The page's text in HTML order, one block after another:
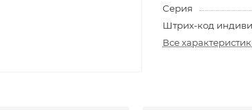
Серия
Штрих-код
Все